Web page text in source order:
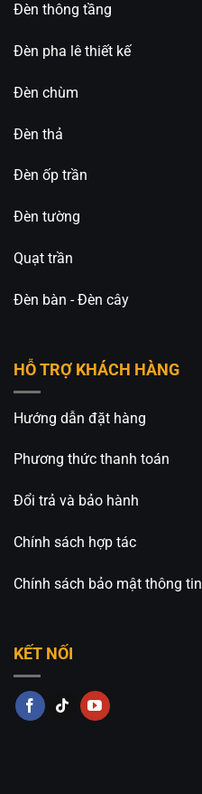
Đèn thông tầng
Đèn pha lê thiết kế
Đèn chùm
Đèn thả
Đèn ốp trần
Đèn tường
Quạt trần
Đèn bàn - Đèn cây
HỖ TRỢ KHÁCH HÀNG
Hướng dẫn đặt hàng
Phương thức thanh toán
Đổi trả và bảo hành
Chính sách hợp tác
Chính sách bảo mật thông tin
KẾT NỐI